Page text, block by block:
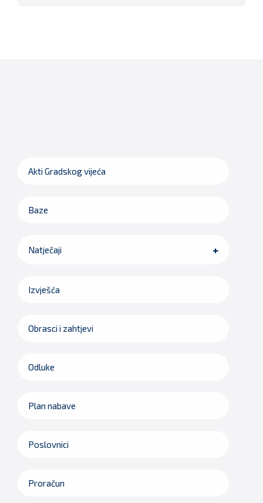
Akti Gradskog vijeća
Baze
Natječaji
Izvješća
Obrasci i zahtjevi
Odluke
Plan nabave
Poslovnici
Proračun